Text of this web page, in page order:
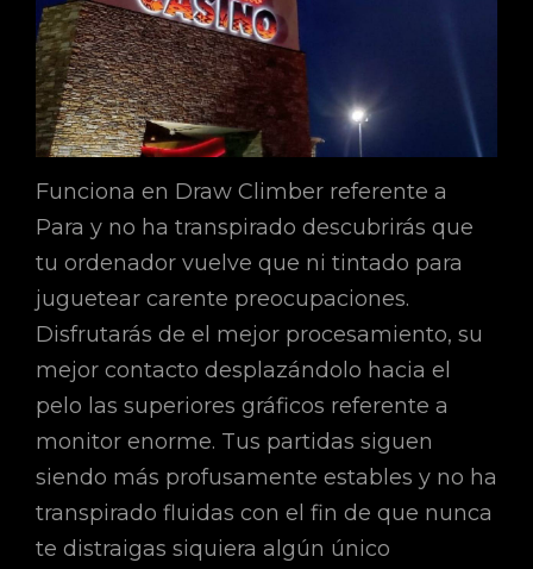
Funciona en Draw Climber referente a
Para y no ha transpirado descubrirás que
tu ordenador vuelve que ni tintado para
juguetear carente preocupaciones.
Disfrutarás de el mejor procesamiento, su
mejor contacto desplazándolo hacia el
pelo las superiores gráficos referente a
monitor enorme. Tus partidas siguen
siendo más profusamente estables y no ha
transpirado fluidas con el fin de que nunca
te distraigas siquiera algún único